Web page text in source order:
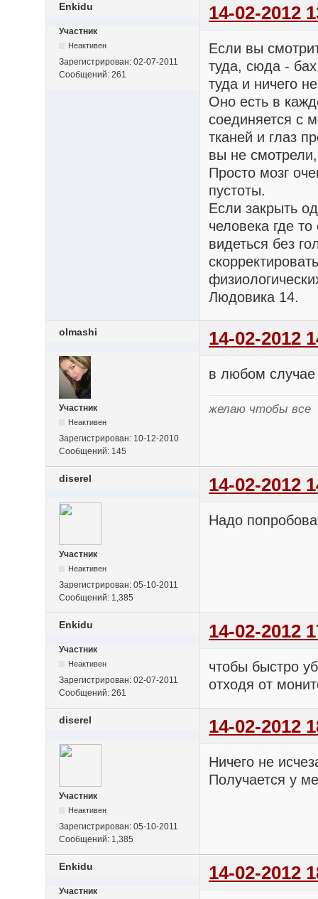
Enkidu 14-02-2012
Участник
Неактивен
Зарегистрирован: 02-07-2011
Сообщений: 261
Если вы
туда, сюда -
туда и ничего
Оно есть в
соединяется с
тканей и глаз
вы не
Просто мозг
пустоты.
Если закрыть
человека где
видеться без
Людовика 14.
olmashi 14-02-2012
Участник
Неактивен
Зарегистрирован: 10-12-2010
Сообщений: 145
в любом
желаю чтобы все
diserel 14-02-2012
Участник
Неактивен
Зарегистрирован: 05-10-2011
Сообщений: 1,385
Надо
Enkidu 14-02-2012
Участник
Неактивен
Зарегистрирован: 02-07-2011
Сообщений: 261
чтобы быстро
отходя от
diserel 14-02-2012
Участник
Неактивен
Зарегистрирован: 05-10-2011
Сообщений: 1,385
Ничего не
Получается у
Enkidu 14-02-2012
Участник